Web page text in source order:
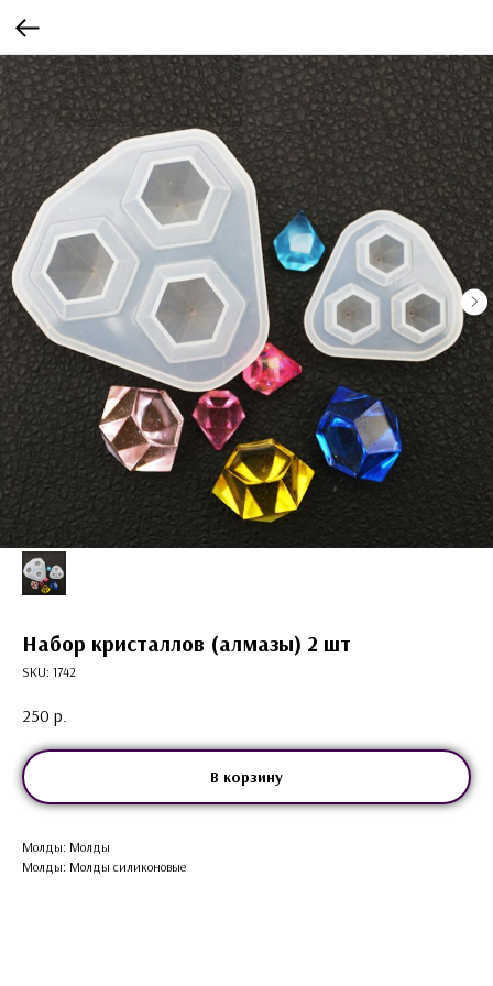
Набор кристаллов (алмазы) 2 шт
SKU: 1742
250 р.
В корзину
Молды: Молды
Молды: Молды силиконовые